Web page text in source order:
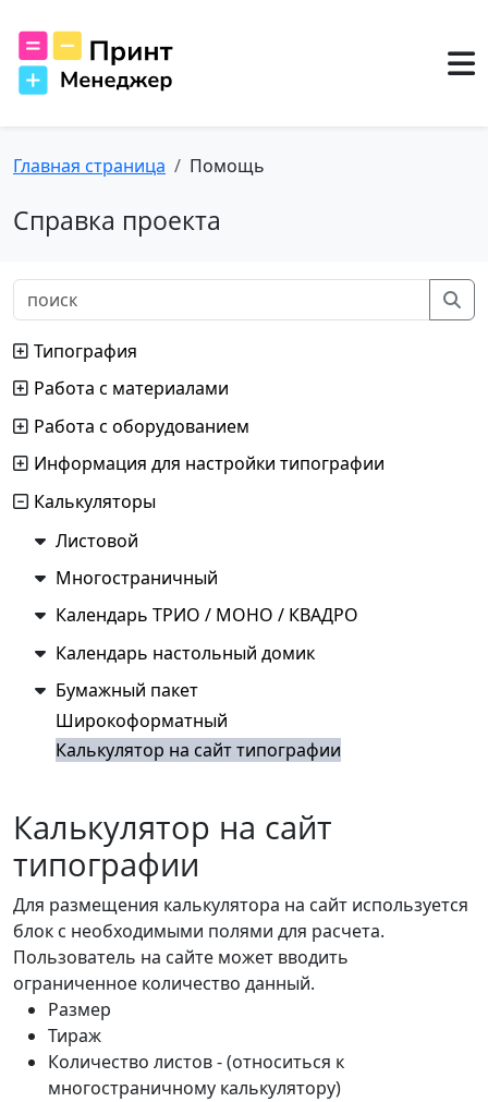
Главная страница Помощь
Справка проекта
Типография
Работа с материалами
Работа с оборудованием
Информация для настройки типографии
Калькуляторы
Листовой
Многостраничный
Календарь ТРИО / МОНО / КВАДРО
Календарь настольный домик
Бумажный пакет
Широкоформатный
Калькулятор на сайт типографии
Калькулятор на сайт
типографии
Для размещения калькулятора на сайт используется
блок с необходимыми полями для расчета.
Пользователь на сайте может вводить
ограниченное количество данный.
Размер
Тираж
Количество листов - (относиться к
многостраничному калькулятору)